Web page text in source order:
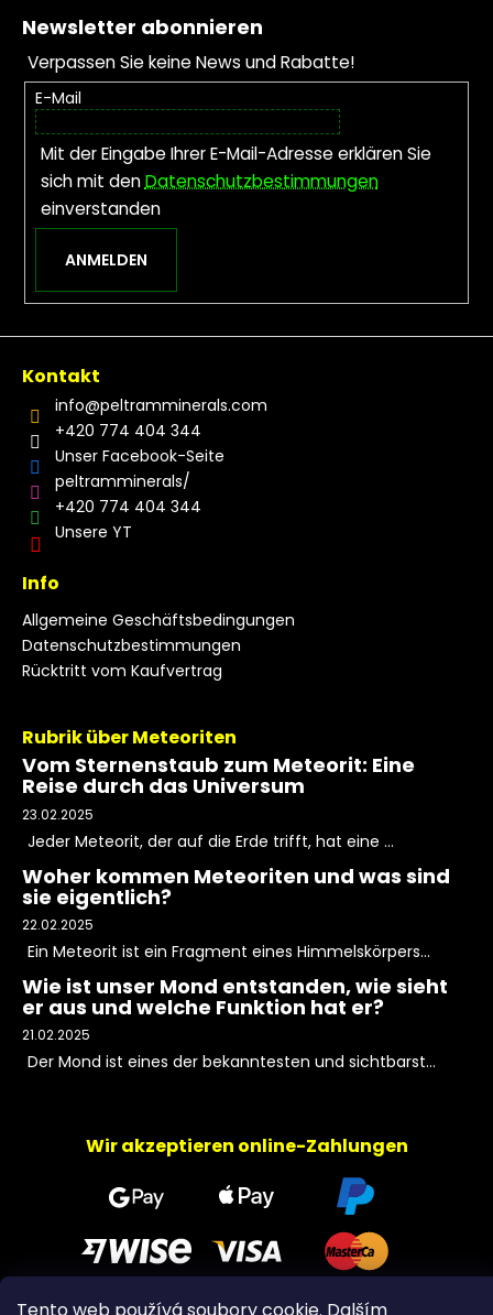
Newsletter abonnieren
Verpassen Sie keine News und Rabatte!
E-Mail
Mit der Eingabe Ihrer E-Mail-Adresse erklären Sie
sich mit denDatenschutzbestimmungen
einverstanden
ANMELDEN
Kontakt
info@peltramminerals.com
+420 774 404 344
Unser Facebook-Seite
peltramminerals/
+420 774 404 344
Unsere YT
Info
Allgemeine Geschäftsbedingungen
Datenschutzbestimmungen
Rücktritt vom Kaufvertrag
Rubrik über Meteoriten
Vom Sternenstaub zum Meteorit: Eine
Reise durch das Universum
23.02.2025
Jeder Meteorit, der auf die Erde trifft, hat eine ...
Woher kommen Meteoriten und was sind
sie eigentlich?
22.02.2025
Ein Meteorit ist ein Fragment eines Himmelskörpers...
Wie ist unser Mond entstanden, wie sieht
er aus und welche Funktion hat er?
21.02.2025
Der Mond ist eines der bekanntesten und sichtbarst...
Wir akzeptieren online-Zahlungen